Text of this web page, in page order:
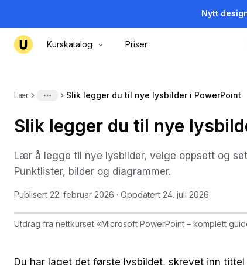
Nytt
Kurskatalog Priser
Lær MoreSlik legger du til nye lysbilder i PowerPoint
Slik legger du til nye
Lær å legge til nye lysbilder, velge oppsett og
Punktlister, bilder og diagrammer.
Publisert 22. februar 2026 · Oppdatert 24. juli 2026
Utdrag fra nettkurset «Microsoft PowerPoint – komplett
Du har laget det første lysbildet, skrevet inn